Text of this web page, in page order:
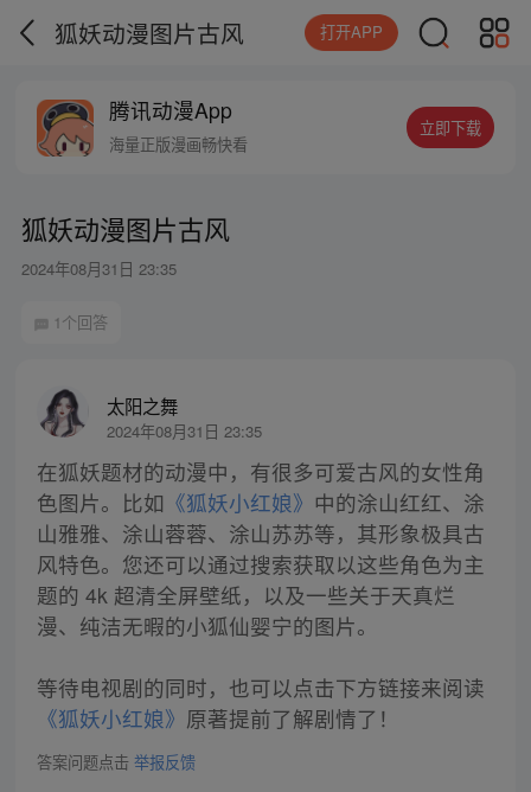
狐妖动漫图片古风 打开APP
腾讯动漫App
海量正版漫画畅快看
立即下载
狐妖动漫图片古风
2024年08月31日 23:35
1个回答
太阳之舞
2024年08月31日 23:35
在狐妖题材的动漫中，有很多可爱古风的女性角
色图片。比如 《狐妖小红娘》 中的涂山红红、涂
山雅雅、涂山蓉蓉、涂山苏苏等，其形象极具古
风特色。您还可以通过搜索获取以这些角色为主
题的 4k 超清全屏壁纸，以及一些关于天真烂
漫、纯洁无暇的小狐仙婴宁的图片。
等待电视剧的同时，也可以点击下方链接来阅读
《狐妖小红娘》 原著提前了解剧情了！
答案问题点击 举报反馈